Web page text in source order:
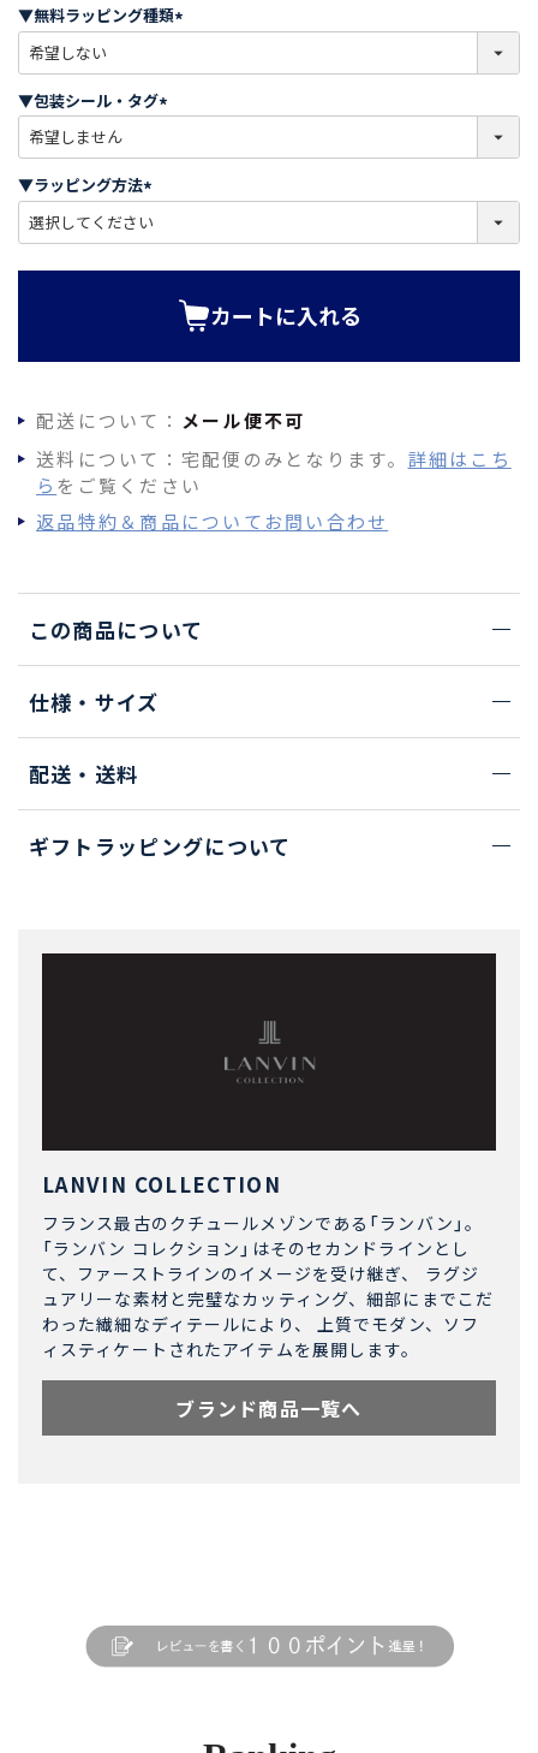
▼無料ラッピング種類
必
)
▼包装シール・タグ
必
)
▼ラッピング方法
必
カートに入れる
配送について： メール便不可
送料について：宅配便のみとなります。 詳細はこち
ら をご覧ください
返品特約＆商品についてお問い合わせ
この商品について
仕様・サイズ
配送・送料
ギフトラッピングについて
LANVIN COLLECTION
フランス最古のクチュールメゾンである「ランバン」。
「ランバン コレクション」はそのセカンドラインとし
て、ファーストラインのイメージを受け継ぎ、 ラグジ
ュアリーな素材と完璧なカッティング、細部にまでこだ
わった繊細なディテールにより、 上質でモダン、ソフ
ィスティケートされたアイテムを展開します。
ブランド商品一覧へ